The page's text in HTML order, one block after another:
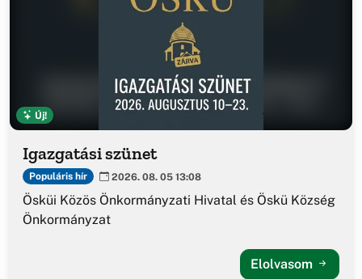
Új!
Igazgatási szünet
Populáris hír 2026. 08. 05 13:08
Ösküi Közös Önkormányzati Hivatal és Öskü Község
Önkormányzat
Elolvasom